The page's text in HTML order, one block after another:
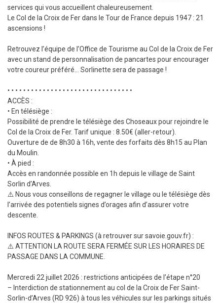
services qui vous accueillent chaleureusement.
Le Col de la Croix de Fer dans le Tour de France depuis 1947 : 21
ascensions !
Retrouvez l’équipe de l’Office de Tourisme au Col de la Croix de Fer
avec un stand de personnalisation de pancartes pour encourager
votre coureur préféré… Sorlinette sera de passage !
• • • • • • • • • • • • • • • • • • • • • • • • • • • • • • • •
ACCÈS :
• En télésiège :
Possibilité de prendre le télésiège des Choseaux pour rejoindre le
Col de la Croix de Fer. Tarif unique : 8.50€ (aller-retour).
Ouverture de de 8h30 à 16h, vente des forfaits dès 8h15 au Plan
du Moulin.
• À pied :
Accès en randonnée possible en 1h depuis le village de Saint
Sorlin d’Arves.
⚠️ Nous vous conseillons de regagner le village ou le télésiège dès
l’arrivée des potentiels signes d’orages afin d’assurer votre
descente.
INFOS ROUTES & PARKINGS (à retrouver sur savoie.gouv.fr) :
⚠️ ATTENTION LA ROUTE SERA FERMÉE SUR LES HORAIRES DE
PASSAGE DANS LA COMMUNE.
Mercredi 22 juillet 2026 : restrictions anticipées de l’étape n°20
– Interdiction de stationnement au col de la Croix de Fer Saint-
Sorlin-d’Arves (RD 926) à tous les véhicules sur les parkings situés